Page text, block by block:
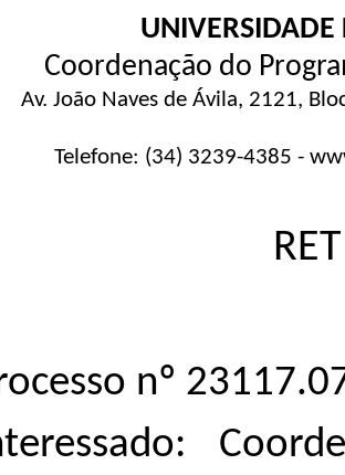
UNIVERSIDADE
Coordenação do
Av. João Naves de Ávila, 2121,
Telefone: (34) 3239-4385 -
nº